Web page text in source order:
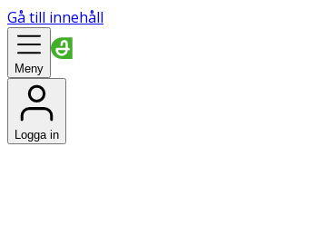
Gå till innehåll
Meny
Logga in